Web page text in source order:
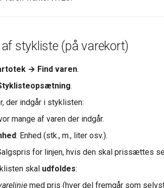
stykliste (på varekort)
→ Find varen.
.
der indgår i styklisten:
mange af varen der indgår.
: Enhed (stk., m., liter osv.).
for linjen, hvis den skal prissættes
skal udfoldes:
med pris (hver del fremgår som